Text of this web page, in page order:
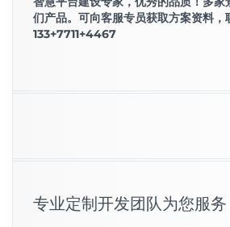
们产品。可向客服专员获取方案资料，
133+7711+4467
专业定制开发团队为您服务